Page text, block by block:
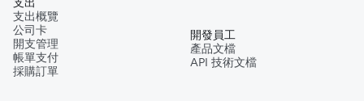
支出概覽
公司卡
開支管理
帳單支付
採購訂單
開發員工
產品文檔
API 技術文檔